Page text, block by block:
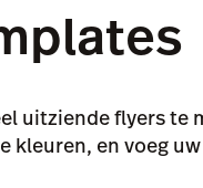
uitziende flyers te
kleuren, en voeg